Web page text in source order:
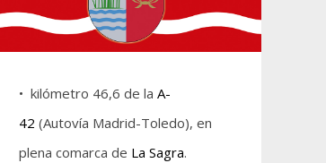
• kilómetro 46,6 de la A-
42 (Autovía Madrid-Toledo), en
plena comarca de La Sagra.